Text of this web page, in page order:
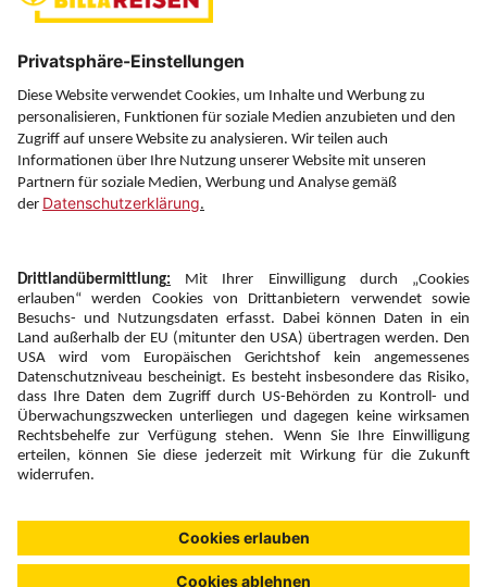
Über uns
Service
Information
Folgen Sie uns auf
Newsletter:
Anmelden
Fairness und
Unsere Inhalte: Standards und
Meldung
Copyright © 2026 DERTOUR Austria GmbH